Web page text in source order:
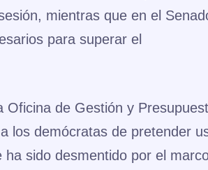
mientras que en el
para superar el
Oficina de Gestión y
los demócratas de pretender
sido desmentido por el